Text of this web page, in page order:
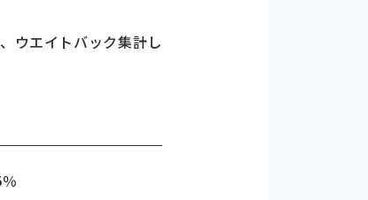
ウエイトバック集計し